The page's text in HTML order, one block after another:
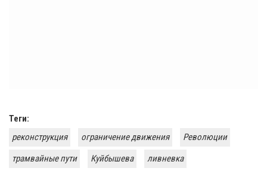
Теги:
реконструкция
ограничение движения
Революции
трамвайные пути
Куйбышева ливневка